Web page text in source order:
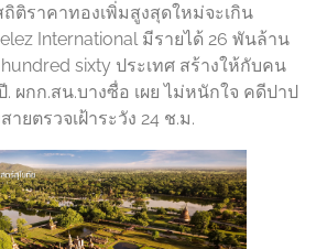
ติราคาทองเพิ่มสูงสุดใหม่จะเกิน
International มีรายได้ 26 พันล้าน
sixty ประเทศ สร้างให้กับคน
. ผกก.สน.บางซื่อ เผย ไม่หนักใจ คดีปาป
ยตรวจเฝ้าระวัง 24 ช.ม.